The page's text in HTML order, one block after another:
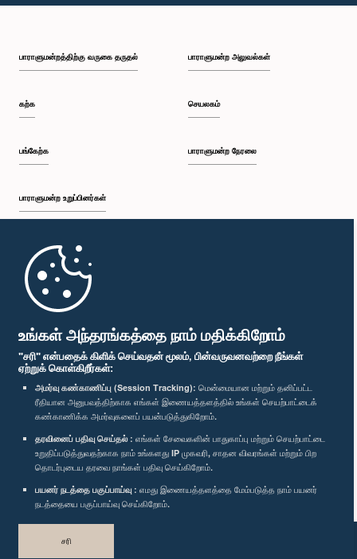
உங்கள் அந்தரங்கத்தை நாம் மதிக்கிறோம்
"சரி" என்பதைக் கிளிக் செய்வதன் மூலம், பின்வருவனவற்றை நீங்கள்
ஏற்றுக் கொள்கிறீர்கள்:
அமர்வு கண்காணிப்பு (Session Tracking): மென்மையான மற்றும் தனிப்பட்ட
ரீதியான அனுபவத்திற்காக எங்கள் இணையத்தளத்தில் உங்கள் செயற்பாட்டைக்
கண்காணிக்க அமர்வுகளைப் பயன்படுத்துகிறோம்.
தரவினைப் பதிவு செய்தல் : எங்கள் சேவைகளின் பாதுகாப்பு மற்றும் செயற்பாட்டை
உறுதிப்படுத்துவதற்காக நாம் உங்களது IP முகவரி, சாதன விவரங்கள் மற்றும் பிற
தொடர்புடைய தரவை நாங்கள் பதிவு செய்கிறோம்.
பயனர் நடத்தை பகுப்பாய்வு : எமது இணையத்தளத்தை மேம்படுத்த நாம் பயனர்
நடத்தையை பகுப்பாய்வு செய்கிறோம்.
சரி
பாராளுமன்றத்திற்கு வருகை தருதல்
கற்க
பங்கேற்க
பாராளுமன்ற உறுப்பினர்கள்
முதற்பக்கம்
பாராளுமன்ற அலுவல்கள்
செயலகம்
பாராளுமன்ற நேரலை
பாராளுமன்ற கையடக்க செயலி
எம்மை பின்தொடர்க :
விருதுகள்
தனியுரிமைக் கொள்கை